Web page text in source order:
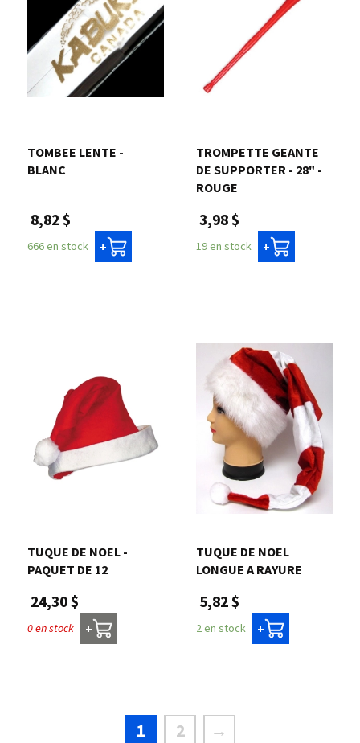
TOMBEE LENTE -
BLANC
8,82 $
666 en stock +
TROMPETTE GEANTE
DE SUPPORTER - 28" -
ROUGE
3,98 $
19 en stock +
TUQUE DE NOEL -
PAQUET DE 12
24,30 $
0 en stock +
TUQUE DE NOEL
LONGUE A RAYURE
5,82 $
2 en stock +
1 2 →